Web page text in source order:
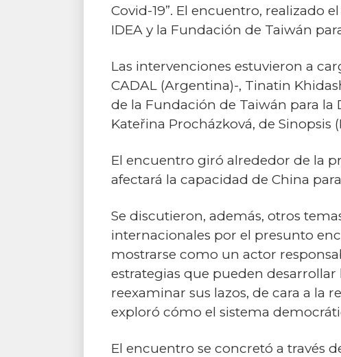
Covid-19”. El encuentro, realizado
IDEA y la Fundación de Taiwán
Las intervenciones estuvieron a
CADAL (Argentina)-, Tinatin
de la Fundación de Taiwán para
Kateřina Procházková, de Sinopsis
El encuentro giró alrededor de la
afectará la capacidad de China
Se discutieron, además, otros
internacionales por el presunto
mostrarse como un actor
estrategias que pueden
reexaminar sus lazos, de cara a la
exploró cómo el sistema
El encuentro se concretó a través